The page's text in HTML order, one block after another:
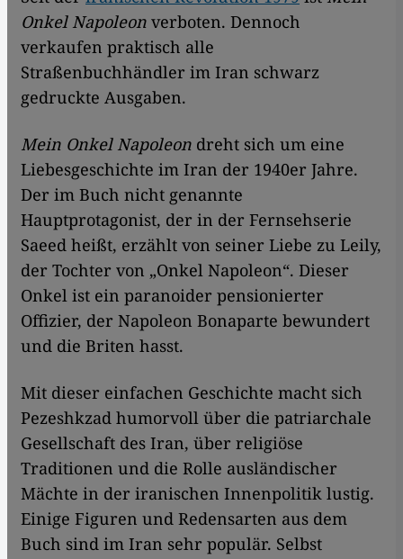
Onkel Napoleon verboten. Dennoch
verkaufen praktisch alle
Straßenbuchhändler im Iran schwarz
gedruckte Ausgaben.
Mein Onkel Napoleon dreht sich um eine
Liebesgeschichte im Iran der 1940er Jahre.
Der im Buch nicht genannte
Hauptprotagonist, der in der Fernsehserie
Saeed heißt, erzählt von seiner Liebe zu Leily,
der Tochter von „Onkel Napoleon“. Dieser
Onkel ist ein paranoider pensionierter
Offizier, der Napoleon Bonaparte bewundert
und die Briten hasst.
Mit dieser einfachen Geschichte macht sich
Pezeshkzad humorvoll über die patriarchale
Gesellschaft des Iran, über religiöse
Traditionen und die Rolle ausländischer
Mächte in der iranischen Innenpolitik lustig.
Einige Figuren und Redensarten aus dem
Buch sind im Iran sehr populär. Selbst